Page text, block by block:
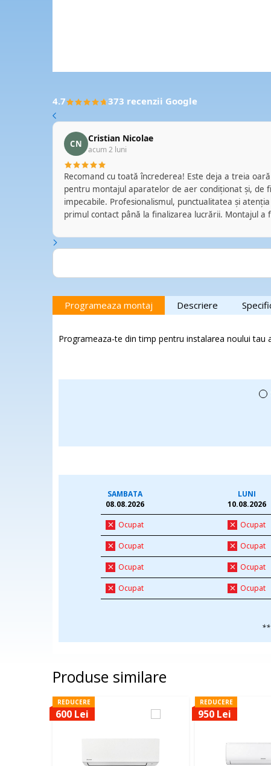
4.7 373 recenzii Google
CN Cristian Nicolae
acum 2 luni
Recomand cu toată încrederea! Este deja a treia oară când apelez la această echipă
pentru montajul aparatelor de aer condiționat și, de fiecare dată, serviciile au fost
impecabile. Profesionalismul, punctualitatea și
primul contact până la finalizarea lucrării. Montajul a fost realizat cu grijă, curățenie și
fiecărei situații. Se vede experiența și seriozitatea cu
Este reconfortant să găsești profesioniști pe care te
care îi poți recomanda fără rezerve. Cu siguranță
în viitor. Mulțumesc pentru colaborarea excelentă și pentru standardele ridicate de
Programeaza montaj Descriere
Programeaza-te din timp pentru instalarea noului tau
SAMBATA
08.08.2026
LUNI
10.08.2026
Ocupat
Ocupat
Ocupat Ocupat
Ocupat Ocupat
Ocupat Ocupat
**
Produse similare
REDUCERE
600 Lei
REDUCERE
950 Lei